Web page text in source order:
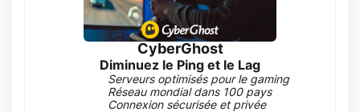
CyberGhost
Diminuez le Ping et le Lag
Serveurs optimisés pour le gaming
Réseau mondial dans 100 pays
Connexion sécurisée et privée